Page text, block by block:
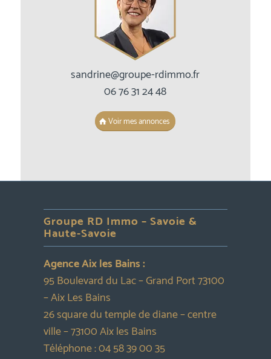
sandrine@groupe-rdimmo.fr
06 76 31 24 48
Voir mes annonces
Groupe RD Immo – Savoie &
Haute-Savoie
Agence Aix les Bains :
95 Boulevard du Lac – Grand Port 73100
– Aix Les Bains
26 square du temple de diane – centre
ville – 73100 Aix les Bains
Téléphone :04 58 39 00 35